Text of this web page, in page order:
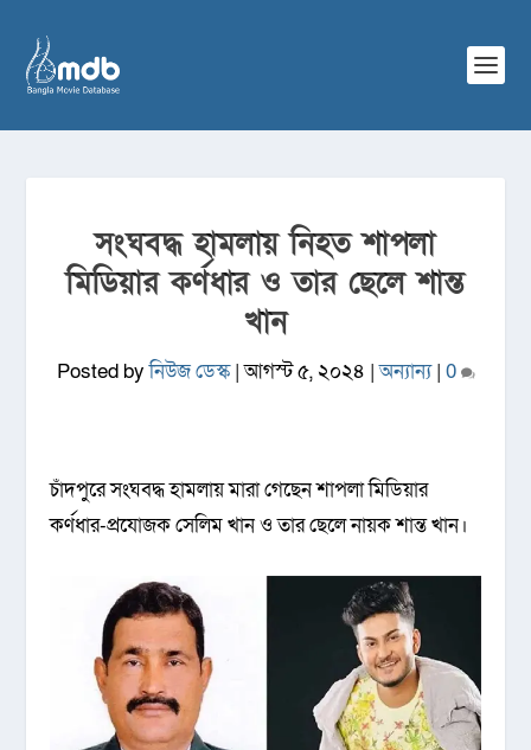
সংঘবদ্ধ হামলায় নিহত শাপলা
মিডিয়ার কর্ণধার ও তার ছেলে শান্ত
খান
Posted byনিউজ ডেস্ক|আগস্ট ৫, ২০২৪ |অন্যান্য| 0
চাঁদপুরে সংঘবদ্ধ হামলায় মারা গেছেন শাপলা মিডিয়ার
কর্ণধার-প্রযোজক সেলিম খান ও তার ছেলে নায়ক শান্ত খান।